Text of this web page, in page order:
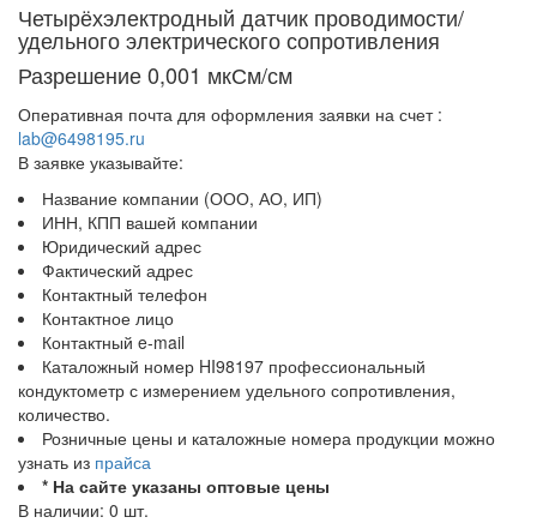
Четырёхэлектродный датчик проводимости/
удельного электрического сопротивления
Разрешение 0,001 мкСм/см
Оперативная почта для оформления заявки на счет :
lab@6498195.ru
В заявке указывайте:
Название компании (ООО, АО, ИП)
ИНН, КПП вашей компании
Юридический адрес
Фактический адрес
Контактный телефон
Контактное лицо
Контактный e-mail
Каталожный номер HI98197 профессиональный
кондуктометр с измерением удельного сопротивления,
количество.
Розничные цены и каталожные номера продукции можно
узнать из прайса
* На сайте указаны оптовые цены
В наличии: 0 шт.